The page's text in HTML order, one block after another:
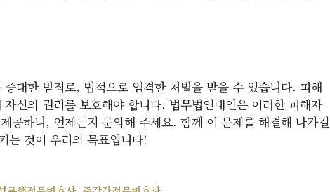
대한 범죄로, 법적으로 엄격한 처벌을 받을 수 있습니다. 피해
신의 권리를 보호해야 합니다. 법무법인대인은 이러한 피해자
공하니, 언제든지 문의해 주세요. 함께 이 문제를 해결해 나가길
는 것이 우리의 목표입니다!